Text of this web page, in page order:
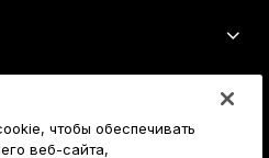
чтобы обеспечивать
веб-сайта,